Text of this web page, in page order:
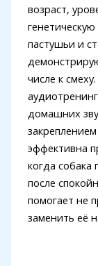
возраст,
пастушьи и
числе к
домашних
эффективна
когда собака
после
помогает не
заменить её